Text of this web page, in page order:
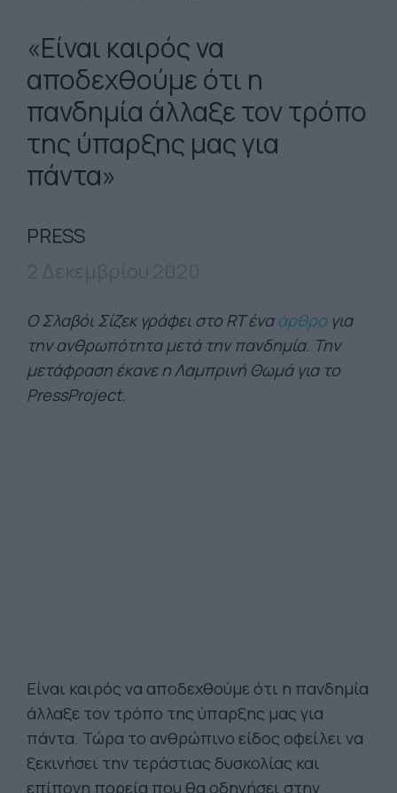
«Είναι καιρός να
αποδεχθούμε ότι η
πανδημία άλλαξε τον τρόπο
της ύπαρξης μας για
πάντα»
PRESS
Ο Σλαβόι Σίζεκ γράφει στο RT ένα άρθρο για
την ανθρωπότητα μετά την πανδημία. Την
μετάφραση έκανε η Λαμπρινή Θωμά για το
PressProject.
Είναι καιρός να αποδεχθούμε ότι η πανδημία
άλλαξε τον τρόπο της ύπαρξης μας για
πάντα. Τώρα το ανθρώπινο είδος οφείλει να
ξεκινήσει την τεράστιας δυσκολίας και
επίπονη πορεία που θα οδηγήσει στην